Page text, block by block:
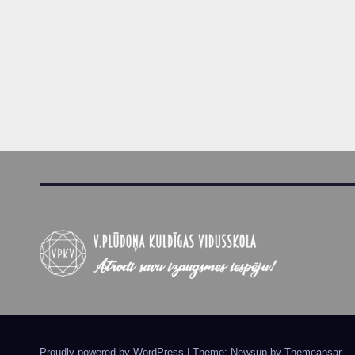
Proudly powered by WordPress Theme: Newsup by Themeansar.